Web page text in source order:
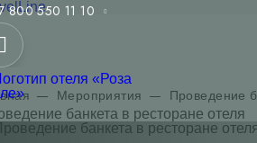
800 550 11 10
Мероприятия Проведение
банкета в ресторане отеля